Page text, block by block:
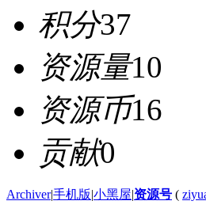
积分37
资源量10
资源币16
贡献0
Archiver|手机版|小黑屋|资源号 (